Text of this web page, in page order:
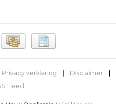
Privacy verklaring Disclaimer
Feed